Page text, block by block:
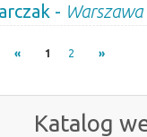
- Warszawa
« 1 2 »
Katalog